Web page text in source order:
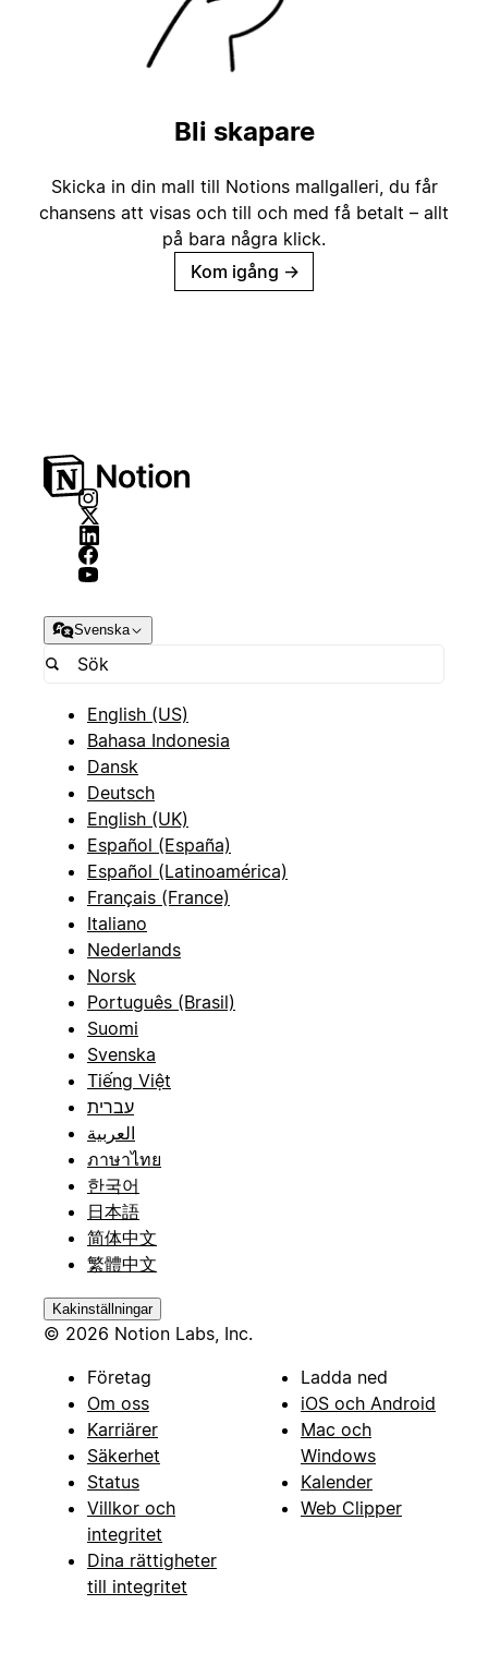
Bli skapare
Skicka in din mall till Notions mallgalleri, du får
chansens att visas och till och med få betalt – allt
på bara några klick.
Kom igång →
Svenska
English (US)
Bahasa Indonesia
Dansk
Deutsch
English (UK)
Español (España)
Español (Latinoamérica)
Français (France)
Italiano
Nederlands
Norsk
Português (Brasil)
Suomi
Svenska
Tiếng Việt
עברית
العربية
ภาษาไทย
한국어
日本語
简体中文
繁體中文
Kakinställningar
© 2026 Notion Labs, Inc.
Företag
Om oss
Karriärer
Säkerhet
Status
Villkor och
integritet
Dina rättigheter
till integritet
Ladda ned
iOS och Android
Mac och
Windows
Kalender
Web Clipper